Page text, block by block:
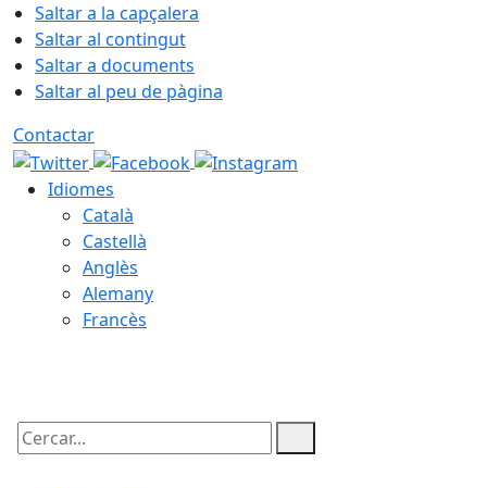
Saltar a la capçalera
Saltar al contingut
Saltar a documents
Saltar al peu de pàgina
Contactar
Idiomes
Català
Castellà
Anglès
Alemany
Francès
Cercar: